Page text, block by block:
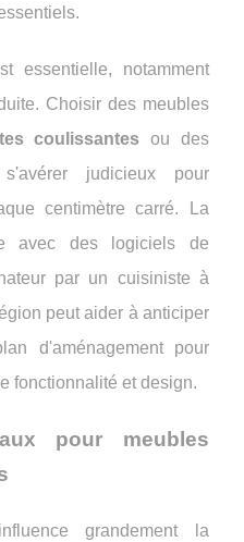
essentielle, notamment
Choisir des meubles
coulissantes ou des
judicieux pour
centimètre carré. La
avec des logiciels de
par un cuisiniste à
peut aider à anticiper
d'aménagement pour
fonctionnalité et design.
pour meubles
grandement la